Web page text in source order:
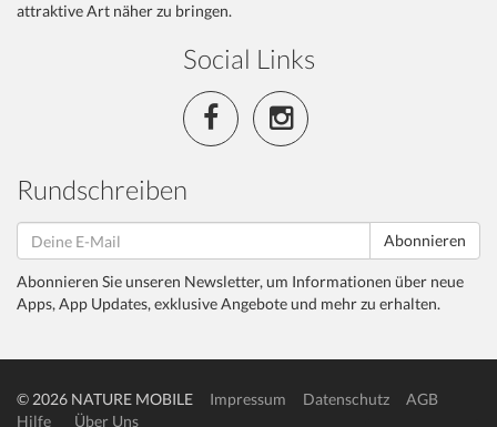
attraktive Art näher zu bringen.
Social Links
Rundschreiben
Abonnieren
Abonnieren Sie unseren Newsletter, um Informationen über neue
Apps, App Updates, exklusive Angebote und mehr zu erhalten.
© 2026 NATURE MOBILE Impressum Datenschutz
AGB
Hilfe
Über Uns